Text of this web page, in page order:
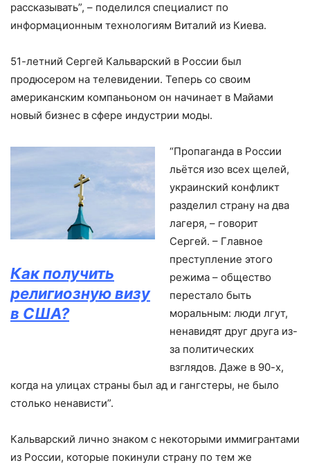
рассказывать”, – поделился специалист по
информационным технологиям Виталий из Киева.
51-летний Сергей Кальварский в России был
продюсером на телевидении. Теперь со своим
американским компаньоном он начинает в Майами
новый бизнес в сфере индустрии моды.
Как получить
религиозную визу
в США?
“Пропаганда в России
льётся изо всех щелей,
украинский конфликт
разделил страну на два
лагеря, – говорит
Сергей. – Главное
преступление этого
режима – общество
перестало быть
моральным: люди лгут,
ненавидят друг друга из-
за политических
взглядов. Даже в 90-х,
когда на улицах страны был ад и гангстеры, не было
столько ненависти”.
Кальварский лично знаком с некоторыми иммигрантами
из России, которые покинули страну по тем же